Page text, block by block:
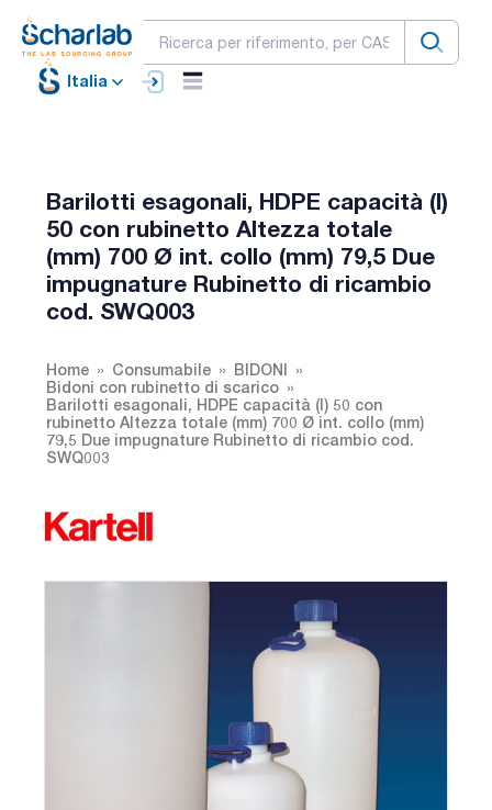
Italia
Barilotti esagonali, HDPE capacità (l)
50 con rubinetto Altezza totale
(mm) 700 Ø int. collo (mm) 79,5 Due
impugnature Rubinetto di ricambio
cod. SWQ003
Home Consumabile
BIDONI
Bidoni con rubinetto di scarico
Barilotti esagonali, HDPE capacità (l) 50 con
rubinetto Altezza totale (mm) 700 Ø int. collo (mm)
79,5 Due impugnature Rubinetto di ricambio cod.
SWQ003